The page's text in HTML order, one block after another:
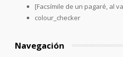
[Facsímile de un pagaré, al
colour_checker
Navegación